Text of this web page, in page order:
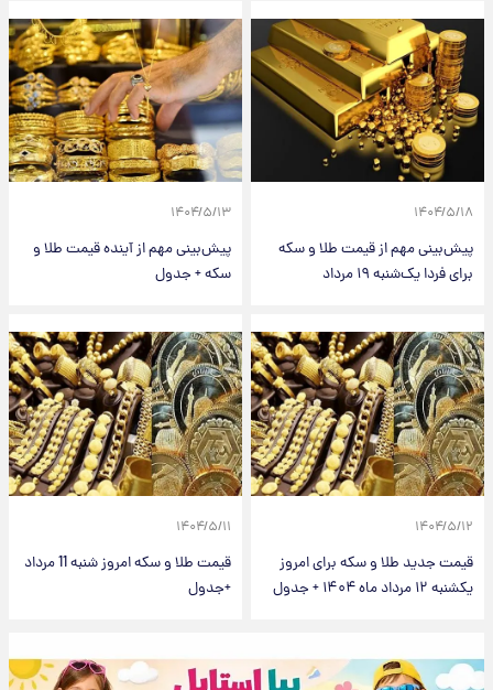
۱۴۰۴/۵/۱۸
پیش‌بینی مهم از قیمت طلا و سکه
برای فردا یک‌شنبه ۱۹ مرداد
۱۴۰۴/۵/۱۳
پیش‌بینی مهم از آینده قیمت طلا و
سکه + جدول
۱۴۰۴/۵/۱۲
قیمت جدید طلا و سکه برای امروز
یکشنبه ۱۲ مرداد ماه ۱۴۰۴ + جدول
۱۴۰۴/۵/۱۱
قیمت طلا و سکه امروز شنبه 11 مرداد
+جدول